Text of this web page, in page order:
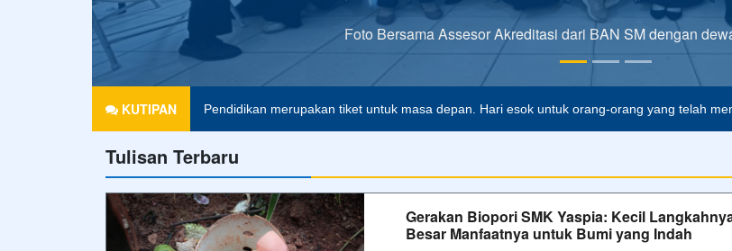
Foto Bersama Assesor Akreditasi dari BAN SM dengan
KUTIPAN
Pendidikan merupakan tiket untuk masa depan. Hari esok untuk orang-orang yang telah
Agama tanpa ilmu pengetahuan adalah buta. Dan ilmu pengetahuan tanpa agama adalah
Tulisan Terbaru
Gerakan Biopori SMK Yaspia: Kecil
Besar Manfaatnya untuk Bumi yang Indah